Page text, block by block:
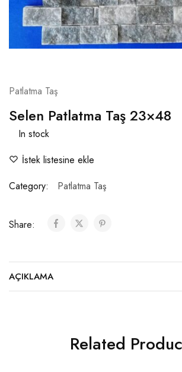
Patlatma Taş
Selen Patlatma Taş 23×48
In stock
İstek listesine ekle
Category:
Patlatma Taş
Share:
AÇIKLAMA
Related